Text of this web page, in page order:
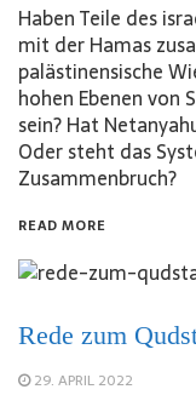
Haben Teile des
mit der Hamas
palästinensische
hohen Ebenen von
sein? Hat
Oder steht das
Zusammenbruch?
READ MORE
Rede zum
29. APRIL 2022